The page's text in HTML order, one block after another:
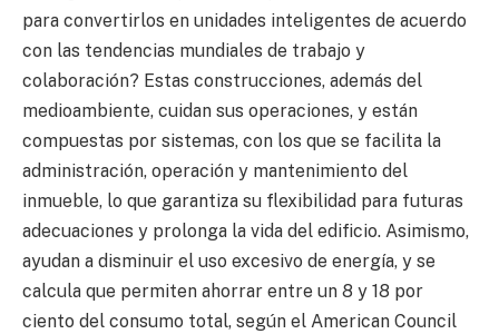
para convertirlos en unidades inteligentes de acuerdo
con las tendencias mundiales de trabajo y
colaboración? Estas construcciones, además del
medioambiente, cuidan sus operaciones, y están
compuestas por sistemas, con los que se facilita la
administración, operación y mantenimiento del
inmueble, lo que garantiza su flexibilidad para futuras
adecuaciones y prolonga la vida del edificio. Asimismo,
ayudan a disminuir el uso excesivo de energía, y se
calcula que permiten ahorrar entre un 8 y 18 por
ciento del consumo total, según el American Council